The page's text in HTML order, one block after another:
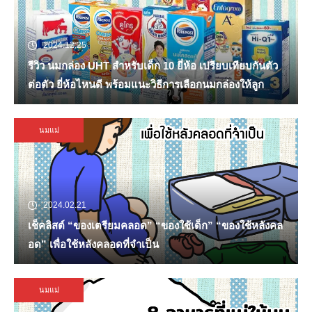
2024.12.25
รีวิว นมกล่อง UHT สำหรับเด็ก 10 ยี่ห้อ เปรียบเทียบกันตัว
ต่อตัว ยี่ห้อไหนดี พร้อมแนะวิธีการเลือกนมกล่องให้ลูก
นมแม่
2024.02.21
เช็คลิสต์ “ของเตรียมคลอด” “ของใช้เด็ก” “ของใช้หลังคล
อด” เพื่อใช้หลังคลอดที่จำเป็น
นมแม่